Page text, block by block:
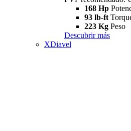
168 Hp
93 lb-ft
223 Kg Peso
Descubrir más
XDiavel